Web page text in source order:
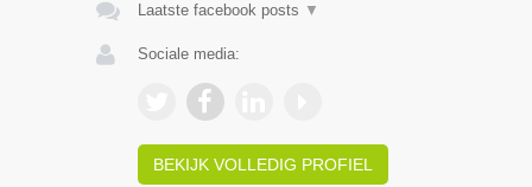
Laatste facebook posts ▼
Sociale media:
BEKIJK VOLLEDIG PROFIEL